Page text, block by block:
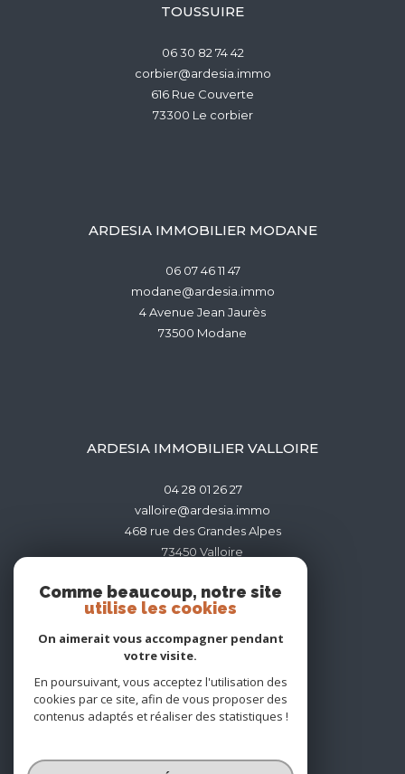
TOUSSUIRE
06 30 82 74 42
corbier@ardesia.immo
616 Rue Couverte
73300
le corbier
ARDESIA IMMOBILIER MODANE
06 07 46 11 47
modane@ardesia.immo
4 Avenue Jean Jaurès
73500
modane
ARDESIA IMMOBILIER VALLOIRE
04 28 01 26 27
valloire@ardesia.immo
468 rue des Grandes Alpes
73450
valloire
Comme beaucoup, notre site
utilise les cookies
On aimerait vous accompagner pendant
votre visite.
En poursuivant, vous acceptez l'utilisation des
cookies par ce site, afin de vous proposer des
contenus adaptés et réaliser des statistiques !